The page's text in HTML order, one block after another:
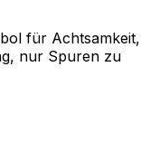
für Achtsamkeit,
nur Spuren zu